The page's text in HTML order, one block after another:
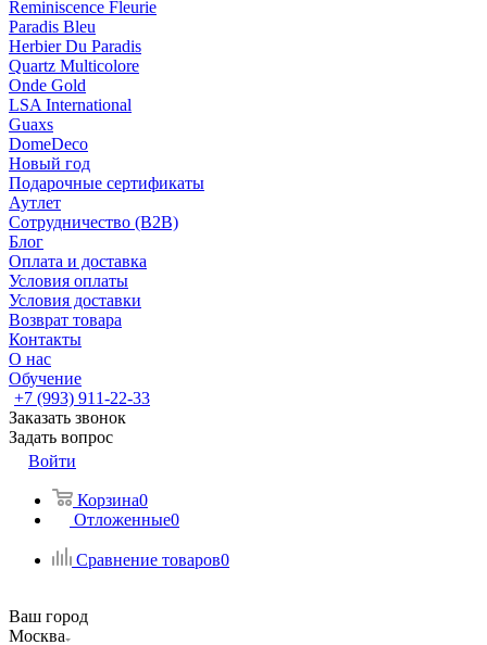
Reminiscence Fleurie
Paradis Bleu
Herbier Du Paradis
Quartz Multicolore
Onde Gold
LSA International
Guaxs
DomeDeco
Новый год
Подарочные сертификаты
Аутлет
Сотрудничество (B2B)
Блог
Оплата и доставка
Условия оплаты
Условия доставки
Возврат товара
Контакты
О нас
Обучение
+7 (993) 911-22-33
Заказать звонок
Задать вопрос
Войти
Корзина0
Отложенные0
Сравнение товаров0
Ваш город
Москва